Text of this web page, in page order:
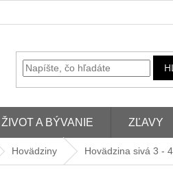
ŽIVOT A BÝVANIE ZĽAVY
Hovädziny Hovädzina sivá 3 -